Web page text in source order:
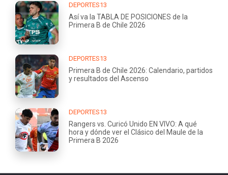
DEPORTES13
Así va la TABLA DE POSICIONES de la
Primera B de Chile 2026
DEPORTES13
Primera B de Chile 2026: Calendario, partidos
y resultados del Ascenso
DEPORTES13
Rangers vs. Curicó Unido EN VIVO: A qué
hora y dónde ver el Clásico del Maule de la
Primera B 2026